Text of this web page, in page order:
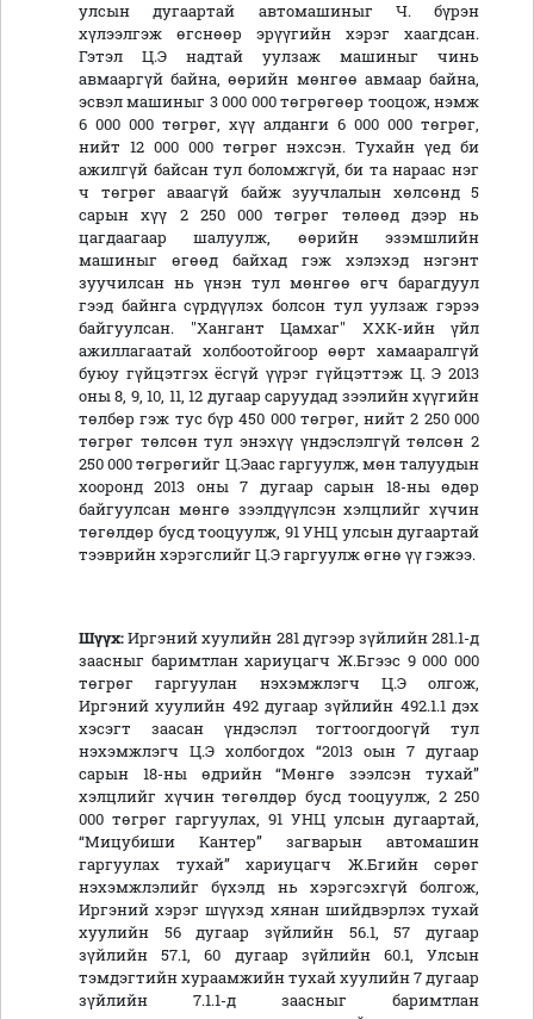
улсын дугаартай автомашиныг Ч. бүрэн
хүлээлгэж өгснөөр эрүүгийн хэрэг хаагдсан.
Гэтэл Ц.Э надтай уулзаж машиныг чинь
авмааргүй байна, өөрийн мөнгөө авмаар байна,
эсвэл машиныг 3 000 000 төгрөгөөр тооцож, нэмж
6 000 000 төгрөг, хүү алданги 6 000 000 төгрөг,
нийт 12 000 000 төгрөг нэхсэн. Тухайн үед би
ажилгүй байсан тул боломжгүй, би та нараас нэг
ч төгрөг аваагүй байж зуучлалын хөлсөнд 5
сарын хүү 2 250 000 төгрөг төлөөд дээр нь
цагдаагаар шалуулж, өөрийн эзэмшлийн
машиныг өгөөд байхад гэж хэлэхэд нэгэнт
зуучилсан нь үнэн тул мөнгөө өгч барагдуул
гээд байнга сүрдүүлэх болсон тул уулзаж гэрээ
байгуулсан. "Хангант Цамхаг" ХХК-ийн үйл
ажиллагаатай холбоотойгоор өөрт хамааралгүй
буюу гүйцэтгэх ёсгүй үүрэг гүйцэттэж Ц. Э 2013
оны 8, 9, 10, 11, 12 дугаар саруудад зээлийн хүүгийн
төлбөр гэж тус бүр 450 000 төгрөг, нийт 2 250 000
төгрөг төлсөн тул энэхүү үндэслэлгүй төлсөн 2
250 000 төгрөгийг Ц.Эаас гаргуулж, мөн талуудын
хооронд 2013 оны 7 дугаар сарын 18-ны өдөр
байгуулсан мөнгө зээлдүүлсэн хэлцлийг хүчин
төгөлдөр бусд тооцуулж, 91 УНЦ улсын дугаартай
тээврийн хэрэгслийг Ц.Э гаргуулж өгнө үү гэжээ.
Шүүх:Иргэний хуулийн 281 дүгээр зүйлийн 281.1-д
заасныг баримтлан хариуцагч Ж.Бгээс 9 000 000
төгрөг гаргуулан нэхэмжлэгч Ц.Э олгож,
Иргэний хуулийн 492 дугаар зүйлийн 492.1.1 дэх
хэсэгт заасан үндэслэл тогтоогдоогүй тул
нэхэмжлэгч Ц.Э холбогдох “2013 оын 7 дугаар
сарын 18-ны өдрийн “Мөнгө зээлсэн тухай”
хэлцлийг хүчин төгөлдөр бусд тооцуулж, 2 250
000 төгрөг гаргуулах, 91 УНЦ улсын дугаартай,
“Мицубиши Кантер” загварын автомашин
гаргуулах тухай” хариуцагч Ж.Бгийн сөрөг
нэхэмжлэлийг бүхэлд нь хэрэгсэхгүй болгож,
Иргэний хэрэг шүүхэд хянан шийдвэрлэх тухай
хуулийн 56 дугаар зүйлийн 56.1, 57 дугаар
зүйлийн 57.1, 60 дугаар зүйлийн 60.1, Улсын
тэмдэгтийн хураамжийн тухай хуулийн 7 дугаар
зүйлийн 7.1.1-д заасныг баримтлан